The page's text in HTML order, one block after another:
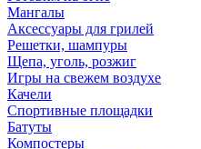
Мангалы
Аксессуары для грилей
Решетки, шампуры
Щепа, уголь, розжиг
Игры на свежем воздухе
Качели
Спортивные площадки
Батуты
Компостеры